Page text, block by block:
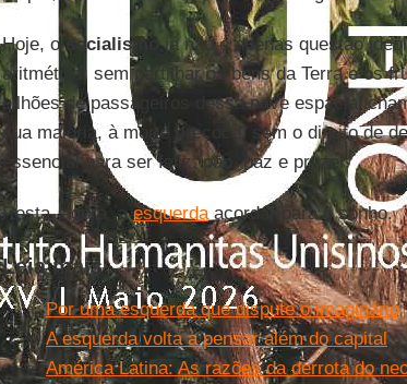
Hoje, osocialismojá não é apenas questão
aritmética: sem partilhar os bens da Terra e os
bilhões de passageiros dessa nave espacial
sua maioria, à morte precoce, sem o direito de
essencial para ser feliz: pão, paz e prazer.
Resta, agora, aesquerdaacordar para o sonho.
Leia mais
Por uma esquerda que dispute o imaginário
A esquerda volta a pensar além do capital
América Latina: As razões da derrota do